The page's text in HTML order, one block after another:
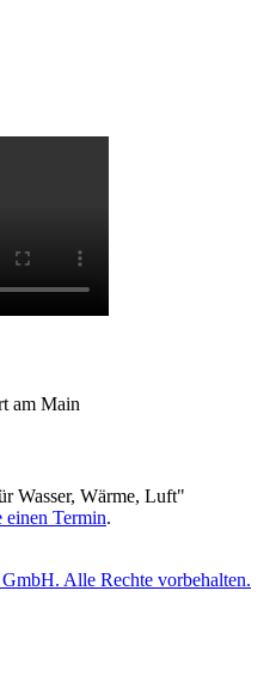
am Main
Wasser, Wärme, Luft"
einen Termin.
Alle Rechte vorbehalten.